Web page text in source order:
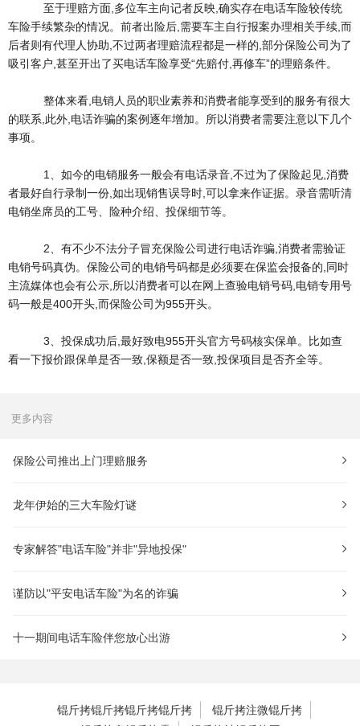
至于理赔方面,多位车主向记者反映,确实存在电话车险较传统
车险手续繁杂的情况。前者出险后,需要车主自行报案办理相关手续,而
后者则有代理人协助,不过两者理赔流程都是一样的,部分保险公司为了
吸引客户,甚至开出了买电话车险享受“先赔付,再修车”的理赔条件。
整体来看,电销人员的职业素养和消费者能享受到的服务有很大
的联系,此外,电话诈骗的案例逐年增加。所以消费者需要注意以下几个
事项。
1、如今的电销服务一般会有电话录音,不过为了保险起见,消费
者最好自行录制一份,如出现销售误导时,可以拿来作证据。录音需听清
电销坐席员的工号、险种介绍、投保细节等。
2、有不少不法分子冒充保险公司进行电话诈骗,消费者需验证
电销号码真伪。保险公司的电销号码都是必须要在保监会报备的,同时
主流媒体也会有公示,所以消费者可以在网上查验电销号码,电销专用号
码一般是400开头,而保险公司为955开头。
3、投保成功后,最好致电955开头官方号码核实保单。比如查
看一下报价跟保单是否一致,保额是否一致,投保项目是否齐全等。
更多内容
保险公司推出上门理赔服务
龙年伊始的三大车险灯谜
专家解答"电话车险"并非"异地投保"
谨防以"平安电话车险"为名的诈骗
十一期间电话车险伴您放心出游
锟斤拷锟斤拷锟斤拷锟斤拷
锟斤拷注微锟斤拷